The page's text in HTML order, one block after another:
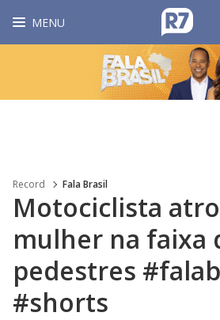
MENU
Record Fala Brasil
Motociclista
mulher na faixa
pedestres
#shorts